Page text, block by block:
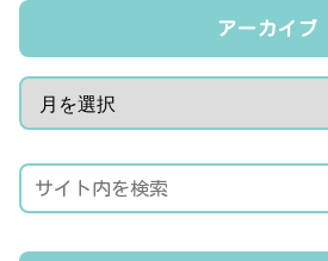
アーカイブ